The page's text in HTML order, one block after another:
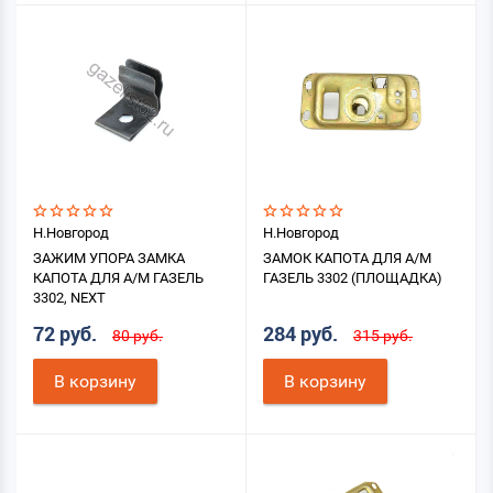
Н.Новгород
ЗАЖИМ УПОРА ЗАМКА
КАПОТА ДЛЯ А/М ГАЗЕЛЬ
3302, NEXT
72 руб. 80 руб.
В корзину
Н.Новгород
ЗАМОК КАПОТА ДЛЯ А/М
ГАЗЕЛЬ 3302 (ПЛОЩАДКА)
284 руб. 315 руб.
В корзину